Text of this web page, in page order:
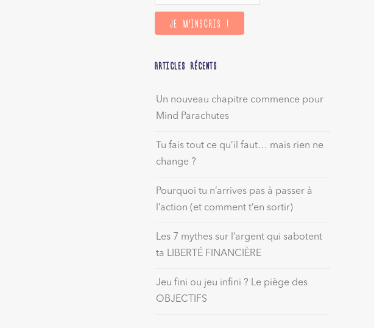
ARTICLES RÉCENTS
Un nouveau chapitre commence pour
Mind Parachutes
Tu fais tout ce qu’il faut… mais rien ne
change ?
Pourquoi tu n’arrives pas à passer à
l’action (et comment t’en sortir)
Les 7 mythes sur l’argent qui sabotent
ta LIBERTÉ FINANCIÈRE
Jeu fini ou jeu infini ? Le piège des
OBJECTIFS